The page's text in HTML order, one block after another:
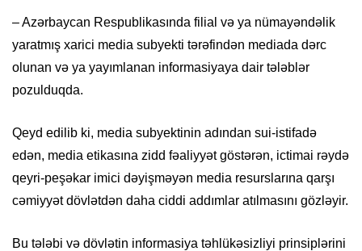
– Azərbaycan Respublikasında filial və ya nümayəndəlik
yaratmış xarici media subyekti tərəfindən mediada dərc
olunan və ya yayımlanan informasiyaya dair tələblər
pozulduqda.
Qeyd edilib ki, media subyektinin adından sui-istifadə
edən, media etikasına zidd fəaliyyət göstərən, ictimai rəydə
qeyri-peşəkar imici dəyişməyən media resurslarına qarşı
cəmiyyət dövlətdən daha ciddi addımlar atılmasını gözləyir.
Bu tələbi və dövlətin informasiya təhlükəsizliyi prinsiplərini